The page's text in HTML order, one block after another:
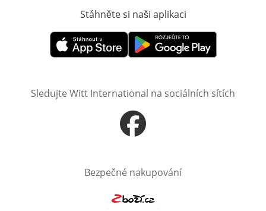
Stáhněte si naši aplikaci
Otevře v novém okněOtevře v novém okně
Sledujte Witt International na sociálních sítích
Otevře v novém okně
Bezpečné nakupování